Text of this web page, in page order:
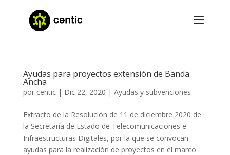
Ayudas para proyectos extensión de Banda
Ancha
por centic| Dic 22, 2020 | Ayudas y subvenciones
Extracto de la Resolución de 11 de diciembre 2020 de
la Secretaría de Estado de Telecomunicaciones e
Infraestructuras Digitales, por la que se convocan
ayudas para la realización de proyectos en el marco